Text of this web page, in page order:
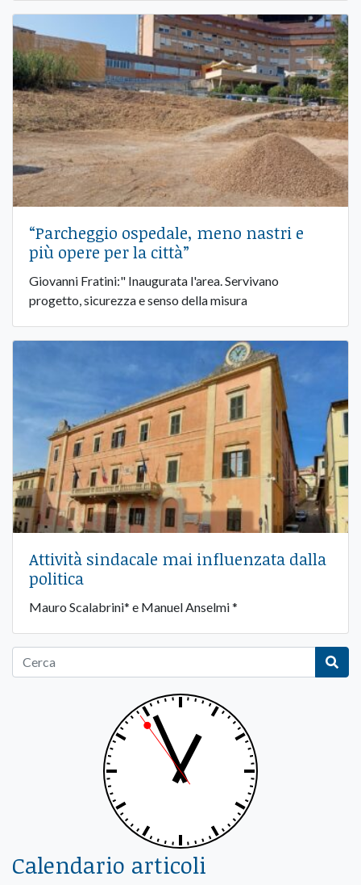
“Parcheggio ospedale, meno nastri e
più opere per la città”
Giovanni Fratini:" Inaugurata l'area. Servivano
progetto, sicurezza e senso della misura
Attività sindacale mai influenzata dalla
politica
Mauro Scalabrini* e Manuel Anselmi *
Calendario articoli